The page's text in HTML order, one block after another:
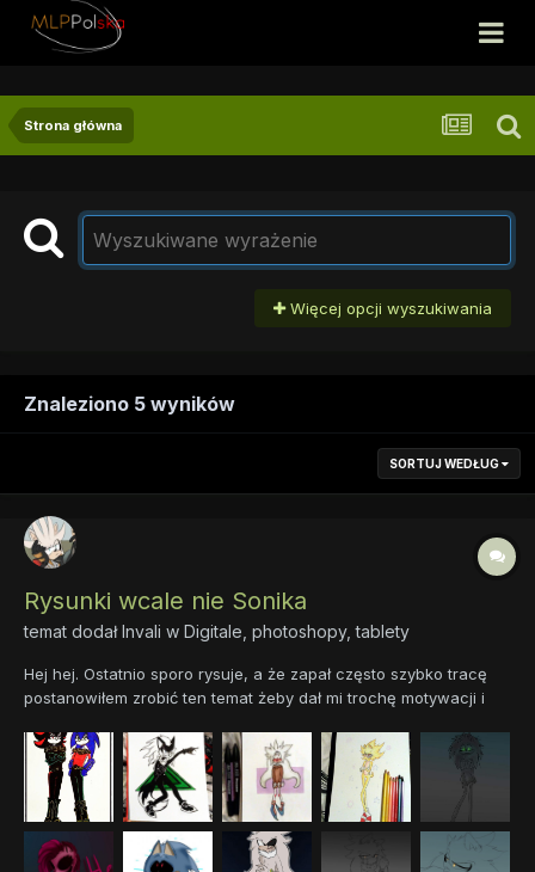
Strona główna
Więcej opcji wyszukiwania
Znaleziono 5 wyników
SORTUJ WEDŁUG
Rysunki wcale nie Sonika
temat dodałInvali w Digitale, photoshopy, tablety
Hej hej. Ostatnio sporo rysuje, a że zapał często szybko tracę
postanowiłem zrobić ten temat żeby dał mi trochę motywacji i
trochę martwo w dziale z rysunkami Uwaga ostrzegam mam
fazę na sonica i nie wygląda na to żeby szybko minął więc...